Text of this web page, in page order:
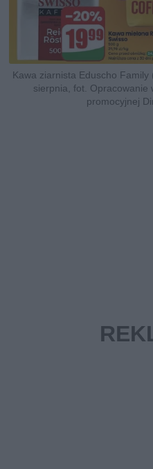
Kawa ziarnista Eduscho
sierpnia, fot. Opracowanie
promocyjnej